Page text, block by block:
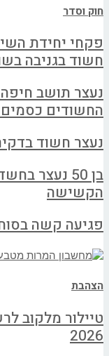
חוק וסדר
פקחי יחידת
חשוד בגניבה
נעצר תושב
החשודים
נעצר חשוד בדקירתו
בן 50 נעצר
הקשישה
פגיעה קשה
הצהבת
טיילור מלקוב
2026